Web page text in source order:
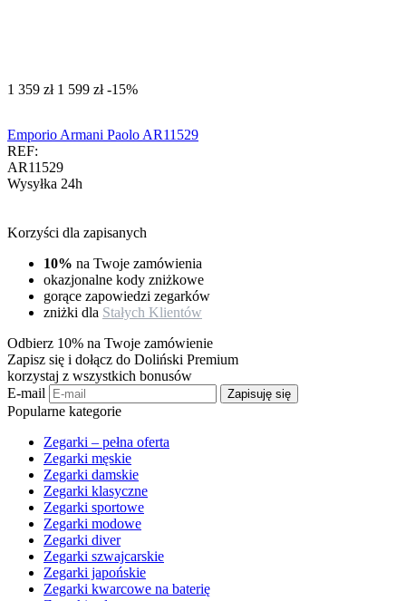
‍1 359‍ zł ‍1 599‍ zł -15%
Emporio Armani Paolo AR11529
REF:
AR11529
Wysyłka 24h
Korzyści dla zapisanych
10% na Twoje zamówienia
okazjonalne kody zniżkowe
gorące zapowiedzi zegarków
zniżki dla Stałych Klientów
Odbierz 10% na Twoje zamówienie
Zapisz się i dołącz do Doliński Premium
korzystaj z wszystkich bonusów
E-mail
Zapisuję się
Popularne kategorie
Zegarki – pełna oferta
Zegarki męskie
Zegarki damskie
Zegarki klasyczne
Zegarki sportowe
Zegarki modowe
Zegarki diver
Zegarki szwajcarskie
Zegarki japońskie
Zegarki kwarcowe na baterię